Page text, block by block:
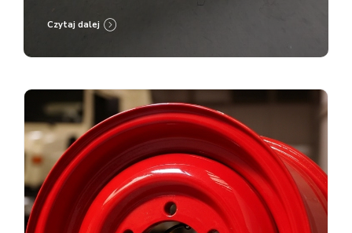
Czytaj dalej